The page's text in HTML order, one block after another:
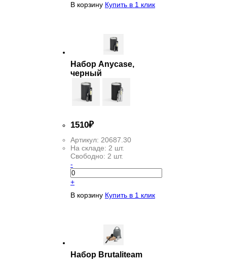
В корзину Купить в 1 клик
Набор Anycase,
черный
1510₽
Артикул: 20687.30
На складе: 2 шт.
Свободно: 2 шт.
-
+
В корзину Купить в 1 клик
Набор Brutaliteam